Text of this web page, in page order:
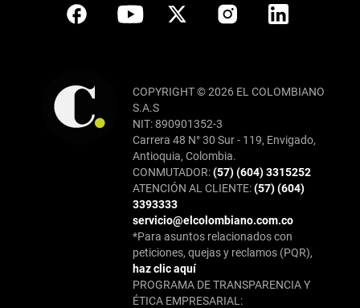
COPYRIGHT © 2026 EL COLOMBIANO
S.A.S
NIT: 890901352-3
Carrera 48 N° 30 Sur - 119, Envigado,
Antioquia, Colombia.
CONMUTADOR:(57) (604) 3315252
ATENCIÓN AL CLIENTE:(57) (604)
3393333
servicio@elcolombiano.com.co
*Para asuntos relacionados con
peticiones, quejas y reclamos (PQR),
haz clic aquí
PROGRAMA DE TRANSPARENCIA Y
ÉTICA EMPRESARIAL: